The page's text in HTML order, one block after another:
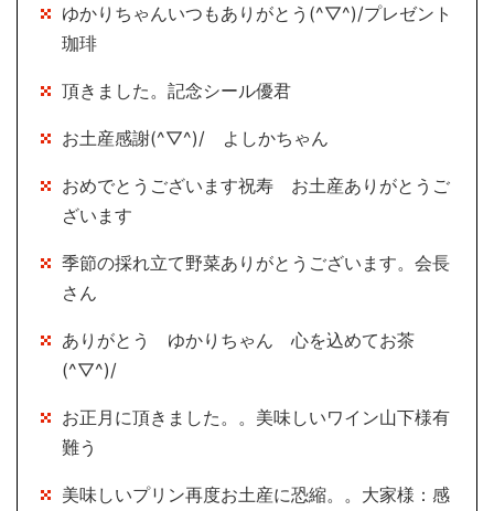
ゆかりちゃんいつもありがとう(^▽^)/プレゼント
珈琲
頂きました。記念シール優君
お土産感謝(^▽^)/ よしかちゃん
おめでとうございます祝寿 お土産ありがとうご
ざいます
季節の採れ立て野菜ありがとうございます。会長
さん
ありがとう ゆかりちゃん 心を込めてお茶
(^▽^)/
お正月に頂きました。。美味しいワイン山下様有
難う
美味しいプリン再度お土産に恐縮。。大家様：感